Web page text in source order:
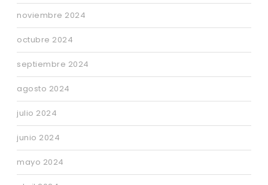
noviembre 2024
octubre 2024
septiembre 2024
agosto 2024
julio 2024
junio 2024
mayo 2024